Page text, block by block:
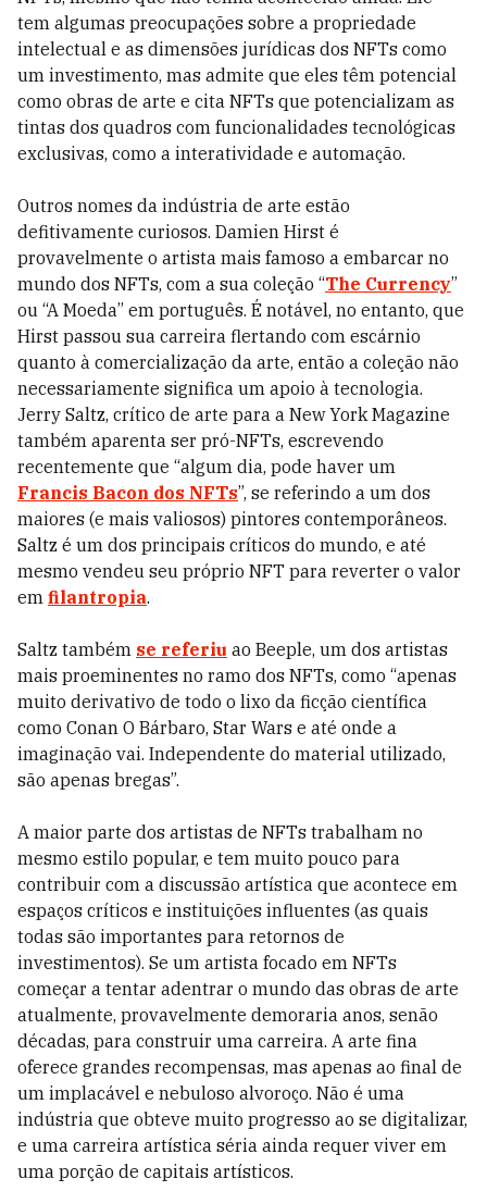
tem algumas preocupações sobre a propriedade
intelectual e as dimensões jurídicas dos NFTs como
um investimento, mas admite que eles têm potencial
como obras de arte e cita NFTs que potencializam as
tintas dos quadros com funcionalidades tecnológicas
exclusivas, como a interatividade e automação.
Outros nomes da indústria de arte estão
defitivamente curiosos. Damien Hirst é
provavelmente o artista mais famoso a embarcar no
mundo dos NFTs, com a sua coleção “The Currency”
ou “A Moeda” em português. É notável, no entanto, que
Hirst passou sua carreira flertando com escárnio
quanto à comercialização da arte, então a coleção não
necessariamente significa um apoio à tecnologia.
Jerry Saltz, crítico de arte para a New York Magazine
também aparenta ser pró-NFTs, escrevendo
recentemente que “algum dia, pode haver um
Francis Bacon dos NFTs”, se referindo a um dos
maiores (e mais valiosos) pintores contemporâneos.
Saltz é um dos principais críticos do mundo, e até
mesmo vendeu seu próprio NFT para reverter o valor
em filantropia.
Saltz também se referiu ao Beeple, um dos artistas
mais proeminentes no ramo dos NFTs, como “apenas
muito derivativo de todo o lixo da ficção científica
como Conan O Bárbaro, Star Wars e até onde a
imaginação vai. Independente do material utilizado,
são apenas bregas”.
A maior parte dos artistas de NFTs trabalham no
mesmo estilo popular, e tem muito pouco para
contribuir com a discussão artística que acontece em
espaços críticos e instituições influentes (as quais
todas são importantes para retornos de
investimentos). Se um artista focado em NFTs
começar a tentar adentrar o mundo das obras de arte
atualmente, provavelmente demoraria anos, senão
décadas, para construir uma carreira. A arte fina
oferece grandes recompensas, mas apenas ao final de
um implacável e nebuloso alvoroço. Não é uma
indústria que obteve muito progresso ao se digitalizar,
e uma carreira artística séria ainda requer viver em
uma porção de capitais artísticos.